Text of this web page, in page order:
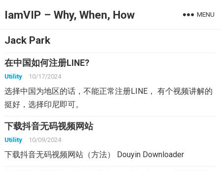
IamVIP – Why, When, How MENU
Jack Park
在中国如何注册LINE?
Utility 10/17/2024
选择中国为地区的话，不能正常注册LINE， 有个视频讲解的
挺好，选择印尼即可。
下载抖音无码视频网站
Utility 10/09/2024
下载抖音无码视频网站（方法） Douyin Downloader